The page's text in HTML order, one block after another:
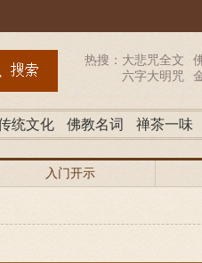
热搜： 大悲咒全文
六字大明咒
统文化 佛教名词 禅茶一味
入门开示